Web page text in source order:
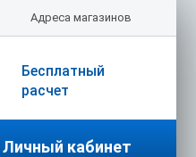
Адреса магазинов
Бесплатный
расчет
Личный кабинет